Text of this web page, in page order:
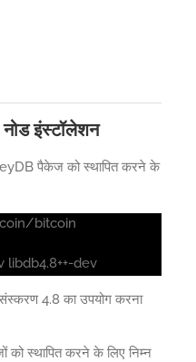
इंस्टॉलेशन
पैकेज को स्थापित करने के
bitcoin
dev
4.8 का उपयोग करना
स्थापित करने के लिए निम्न